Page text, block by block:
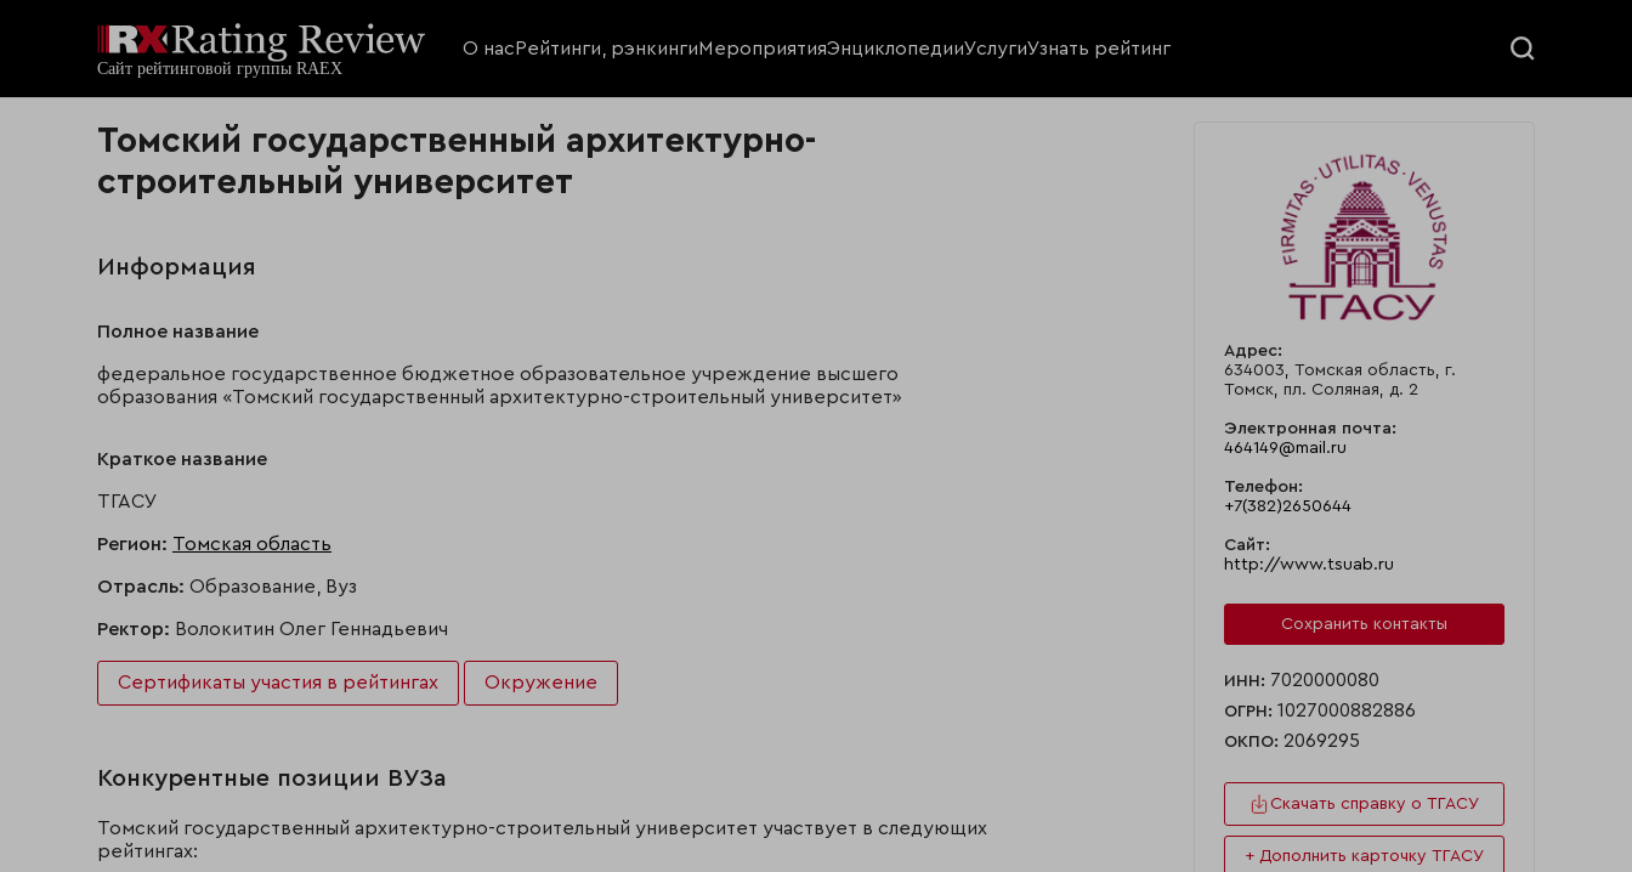
О нас Рейтинги, рэнкингиМероприятияЭнциклопедииУслугиУзнать рейтинг
Томский государственный архитектурно-
строительный университет
Информация
Полное название
федеральное государственное бюджетное образовательное учреждение высшего
образования «Томский государственный архитектурно-строительный университет»
Краткое название
ТГАСУ
Регион: Томская область
Отрасль: Образование, Вуз
Ректор: Волокитин Олег Геннадьевич
Сертификаты участия в рейтингах Окружение
Конкурентные позиции ВУЗа
Томский государственный архитектурно-строительный университет участвует в следующих
рейтингах:
Адрес:
634003, Томская область, г.
Томск, пл. Соляная, д. 2
Электронная почта:
464149@mail.ru
Телефон:
+7(382)2650644
Сайт:
http://www.tsuab.ru
Сохранить контакты
ИНН: 7020000080
ОГРН: 1027000882886
ОКПО: 2069295
Скачать справку о ТГАСУ
+ Дополнить карточку ТГАСУ